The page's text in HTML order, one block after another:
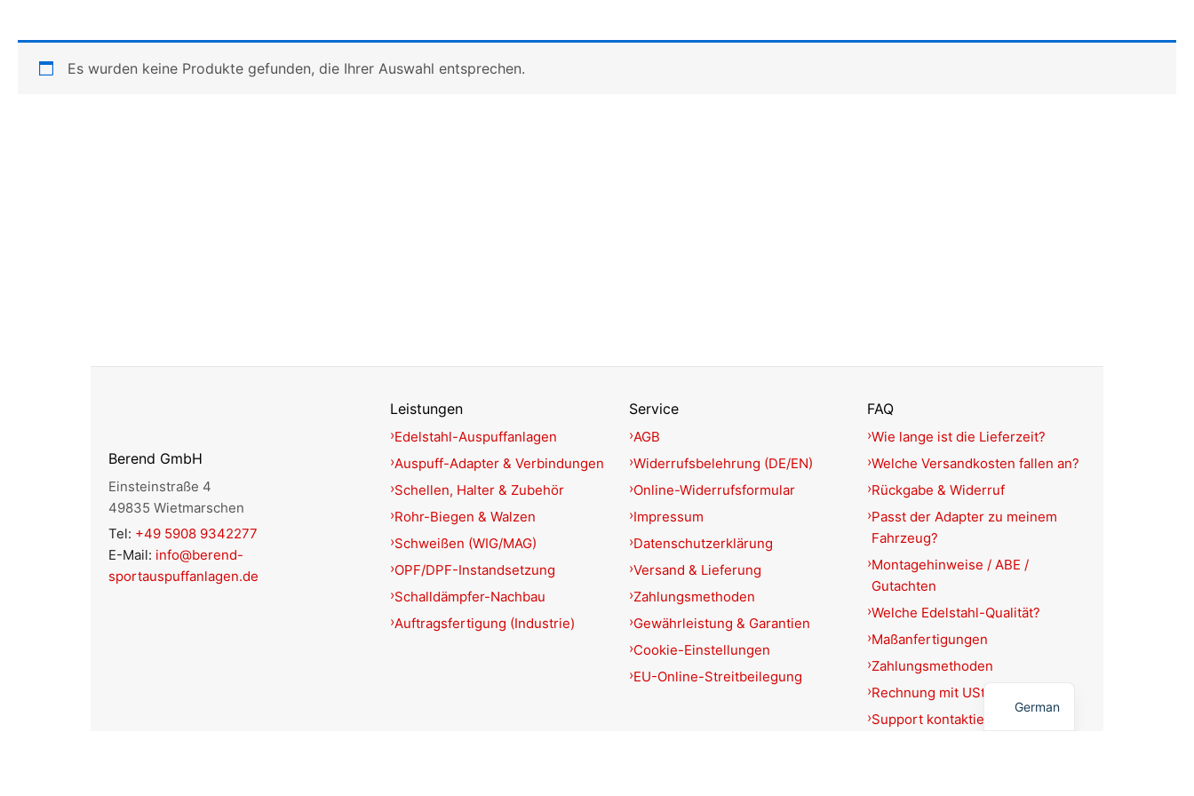
Es wurden keine Produkte gefunden, die Ihrer Auswahl entsprechen.
Berend GmbH
Einsteinstraße 4
49835 Wietmarschen
Tel: +49 5908 9342277
E-Mail: info@berend-
sportauspuffanlagen.de
Leistungen
Edelstahl-Auspuffanlagen
Auspuff-Adapter & Verbindungen
Schellen, Halter & Zubehör
Rohr-Biegen & Walzen
Schweißen (WIG/MAG)
OPF/DPF-Instandsetzung
Schalldämpfer-Nachbau
Auftragsfertigung (Industrie)
Service
AGB
Widerrufsbelehrung (DE/EN)
Online-Widerrufsformular
Impressum
Datenschutzerklärung
Versand & Lieferung
Zahlungsmethoden
Gewährleistung & Garantien
Cookie-Einstellungen
EU-Online-Streitbeilegung
FAQ
Wie lange ist die Lieferzeit?
Welche Versandkosten fallen an?
Rückgabe & Widerruf
Passt der Adapter zu meinem
Fahrzeug?
Montagehinweise / ABE /
Gutachten
Welche Edelstahl-Qualität?
Maßanfertigungen
Zahlungsmethoden
Rechnung mit USt.-Ausweis?
Support kontaktieren
German